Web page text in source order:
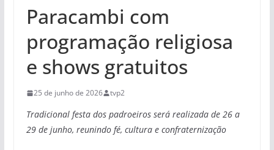
Paracambi com
programação religiosa
e shows gratuitos
25 de junho de 2026 tvp2
Tradicional festa dos padroeiros será realizada de 26 a
29 de junho, reunindo fé, cultura e confraternização